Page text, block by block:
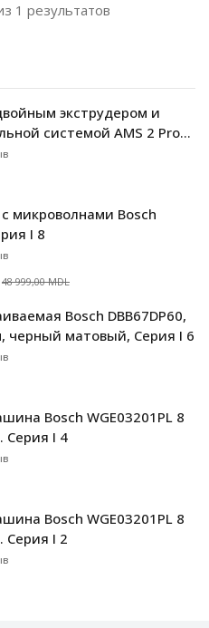
экструдером и
системой AMS 2 Pro
микроволнами Bosch
I 8
48 999,00 MDL
Bosch DBB67DP60,
черный матовый, Серия I 6
Bosch WGE03201PL 8
Серия I 4
Bosch WGE03201PL 8
Серия I 2
1 результатов